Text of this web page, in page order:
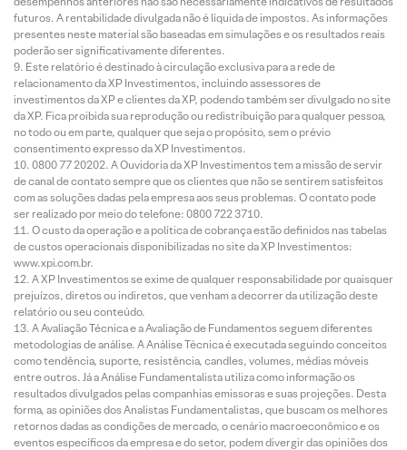
futuros. A rentabilidade divulgada não é líquida de impostos. As informações
presentes neste material são baseadas em simulações e os resultados reais
poderão ser significativamente diferentes.
Este relatório é destinado à circulação exclusiva para a rede de
relacionamento da XP Investimentos, incluindo assessores de
investimentos da XP e clientes da XP, podendo também ser divulgado no site
da XP. Fica proibida sua reprodução ou redistribuição para qualquer pessoa,
no todo ou em parte, qualquer que seja o propósito, sem o prévio
consentimento expresso da XP Investimentos.
0800 77 20202. A Ouvidoria da XP Investimentos tem a missão de servir
de canal de contato sempre que os clientes que não se sentirem satisfeitos
com as soluções dadas pela empresa aos seus problemas. O contato pode
ser realizado por meio do telefone: 0800 722 3710.
O custo da operação e a política de cobrança estão definidos nas tabelas
de custos operacionais disponibilizadas no site da XP Investimentos:
www.xpi.com.br.
A XP Investimentos se exime de qualquer responsabilidade por quaisquer
prejuízos, diretos ou indiretos, que venham a decorrer da utilização deste
relatório ou seu conteúdo.
A Avaliação Técnica e a Avaliação de Fundamentos seguem diferentes
metodologias de análise. A Análise Técnica é executada seguindo conceitos
como tendência, suporte, resistência, candles, volumes, médias móveis
entre outros. Já a Análise Fundamentalista utiliza como informação os
resultados divulgados pelas companhias emissoras e suas projeções. Desta
forma, as opiniões dos Analistas Fundamentalistas, que buscam os melhores
retornos dadas as condições de mercado, o cenário macroeconômico e os
eventos específicos da empresa e do setor, podem divergir das opiniões dos